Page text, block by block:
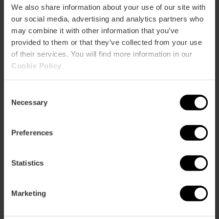
We also share information about your use of our site with
our social media, advertising and analytics partners who
may combine it with other information that you’ve
provided to them or that they’ve collected from your use
of their services. You will find more information in our
Cookie Policy
Selection
Necessary
Preferences
Statistics
Marketing
València
Heron City València
sala
de
cinema
IMAX
a
Heron
València
Rutes guiades en moto per a
Rutes
guiades
per
a
València
Flamenc en directe al Café del
directe
del
Descobreix el Centre d'Art
Descobreix
d'Art